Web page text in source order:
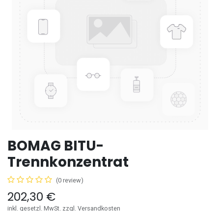
BOMAG BITU-
Trennkonzentrat
(0 review)
202,30 €
inkl. gesetzl. MwSt. zzgl. Versandkosten